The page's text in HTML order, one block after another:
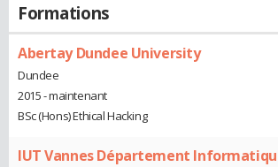
Formations
Abertay Dundee University
Dundee
2015 - maintenant
BSc (Hons) Ethical Hacking
IUT Vannes Département